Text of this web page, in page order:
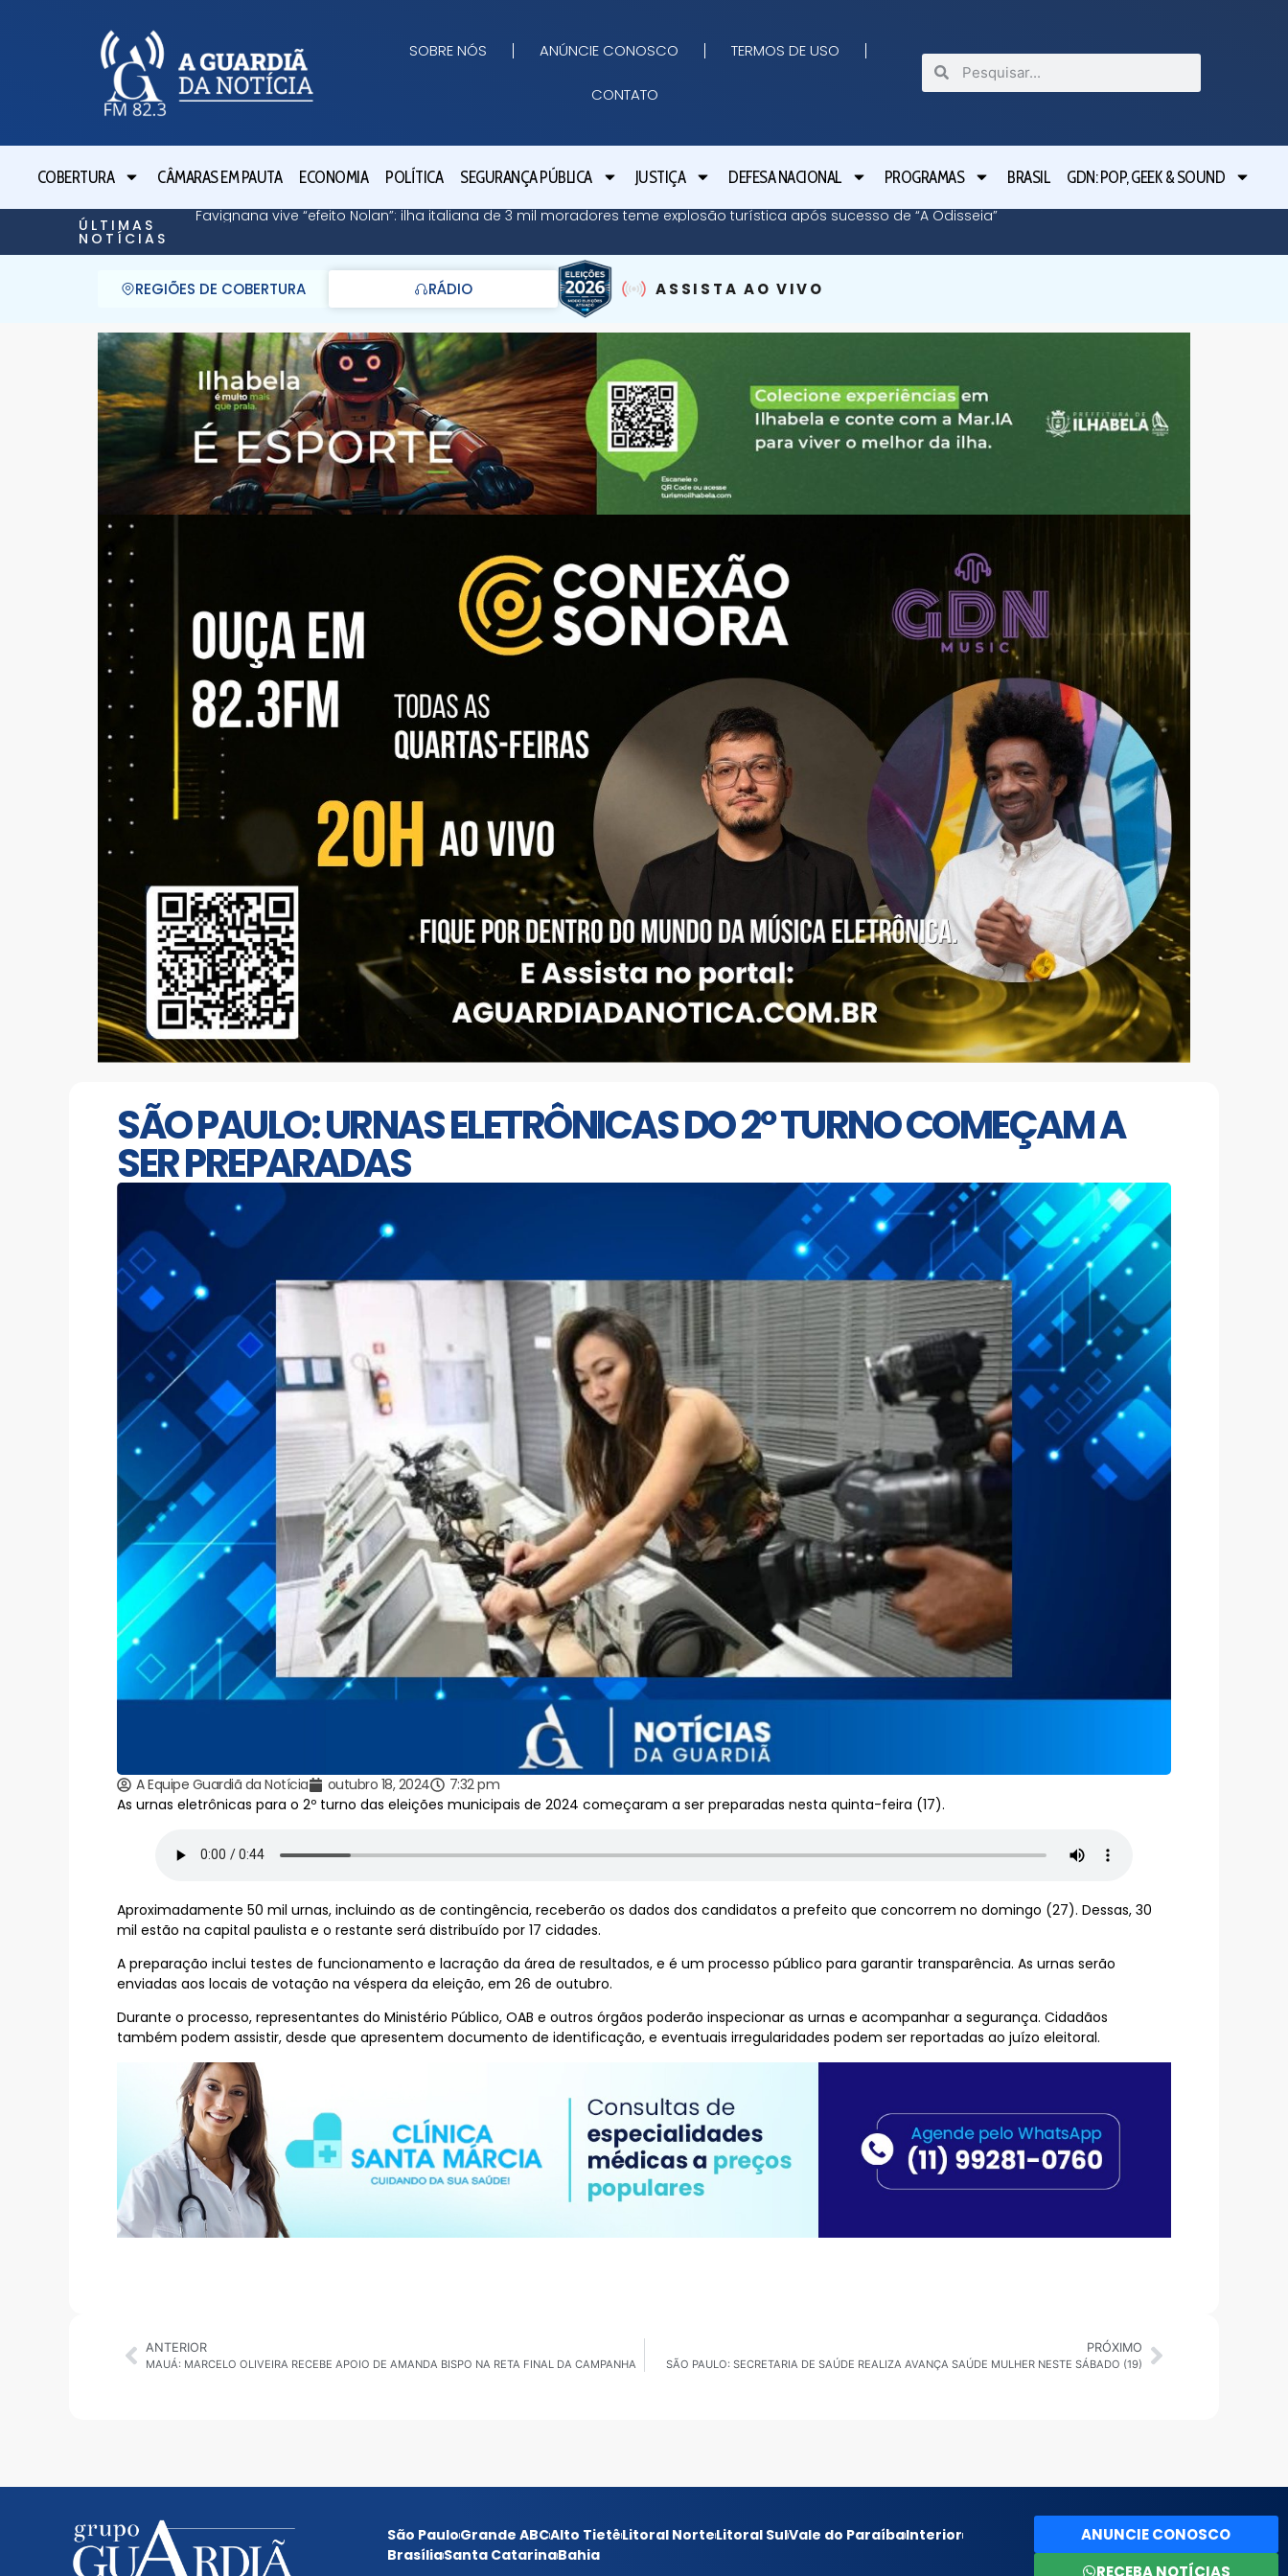
SOBRE NÓS ANÚNCIE CONOSCO TERMOS DE USO
CONTATO
COBERTURA CÂMARAS EM PAUTA ECONOMIA POLÍTICA SEGURANÇA PÚBLICA JUSTIÇA DEFESA NACIONAL PROGRAMAS BRASIL GDN: POP, GEEK & SOUND
ÚLTIMAS
NOTÍCIAS
Favignana vive “efeito Nolan”: ilha italiana de 3 mil moradores teme explosão turística após sucesso de “A Odisseia” Lula
REGIÕES DE COBERTURA RÁDIO ASSISTA AO VIVO
SÃO PAULO: URNAS ELETRÔNICAS DO 2º TURNO COMEÇAM A
SER PREPARADAS
A Equipe Guardiã da Notícia outubro 18, 2024
7:32 pm
As urnas eletrônicas para o 2º turno das eleições municipais de 2024 começaram a ser preparadas nesta quinta-feira (17).
Aproximadamente 50 mil urnas, incluindo as de contingência, receberão os dados dos candidatos a prefeito que concorrem no domingo (27). Dessas, 30
mil estão na capital paulista e o restante será distribuído por 17 cidades.
A preparação inclui testes de funcionamento e lacração da área de resultados, e é um processo público para garantir transparência. As urnas serão
enviadas aos locais de votação na véspera da eleição, em 26 de outubro.
Durante o processo, representantes do Ministério Público, OAB e outros órgãos poderão inspecionar as urnas e acompanhar a segurança. Cidadãos
também podem assistir, desde que apresentem documento de identificação, e eventuais irregularidades podem ser reportadas ao juízo eleitoral.
ANTERIOR
MAUÁ: MARCELO OLIVEIRA RECEBE APOIO DE AMANDA BISPO NA RETA FINAL DA CAMPANHA
PRÓXIMO
SÃO PAULO: SECRETARIA DE SAÚDE REALIZA AVANÇA SAÚDE MULHER NESTE SÁBADO (19)
São PauloGrande ABCAlto TietêLitoral NorteLitoral SulVale do ParaíbaInterior
BrasíliaSanta CatarinaBahia
ANUNCIE CONOSCO
RECEBA NOTÍCIAS